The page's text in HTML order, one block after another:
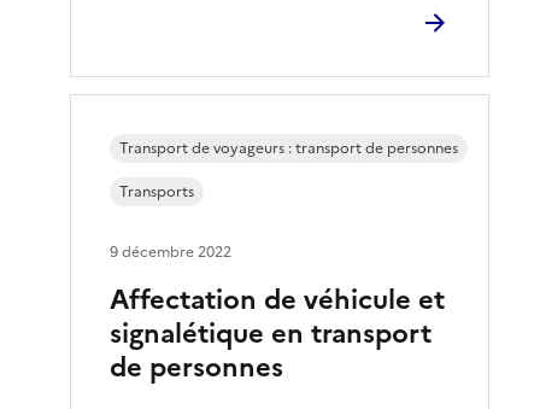
Affectation de véhicule et
signalétique en transport
de personnes
Transport de voyageurs : transport de personnes
Transports
9 décembre 2022